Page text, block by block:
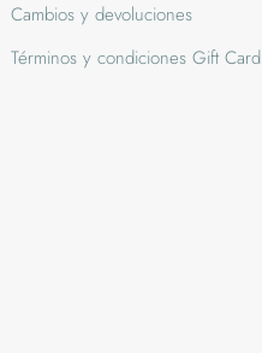
Cambios y devoluciones
Términos y condiciones Gift Card